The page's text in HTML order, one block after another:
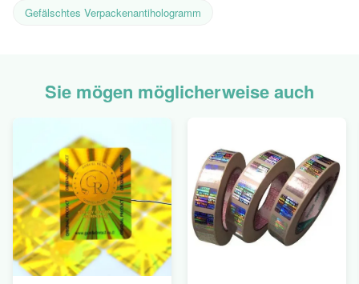
Gefälschtes Verpackenantihologramm
Sie mögen möglicherweise auch